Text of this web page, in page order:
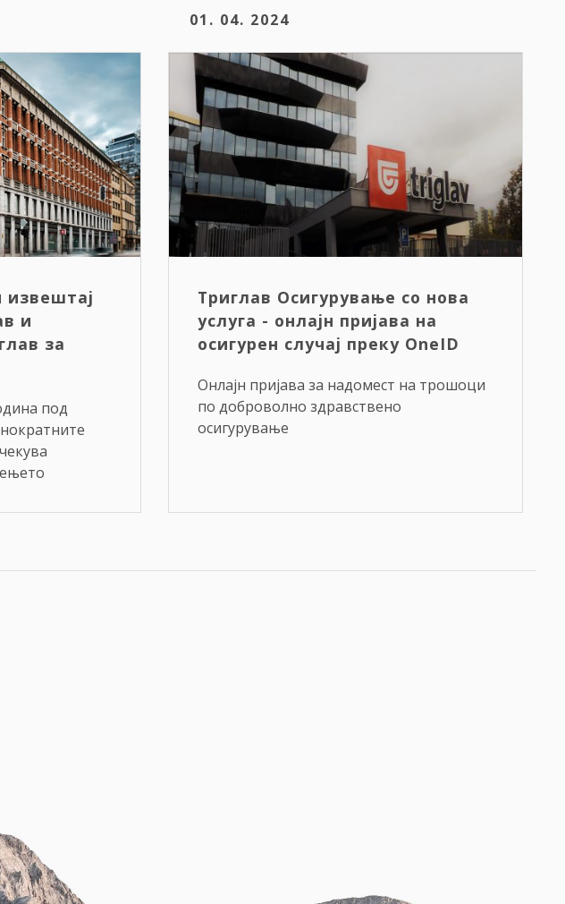
и
за
под
01. 04. 2024
Триглав Осигурување со нова
услуга - онлајн пријава на
осигурен случај преку OneID
Онлајн пријава за надомест на трошоци
по доброволно здравствено
осигурување